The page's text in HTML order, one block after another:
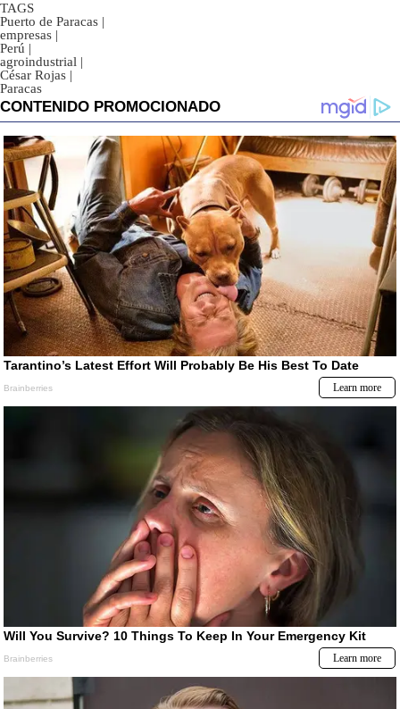
TAGS
Puerto de Paracas |
empresas |
Perú |
agroindustrial |
César Rojas |
Paracas